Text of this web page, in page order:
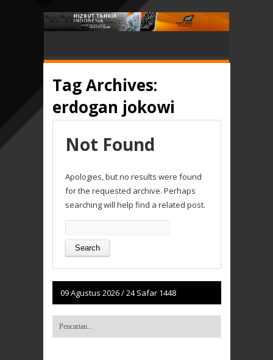
Tag Archives:
erdogan jokowi
Not Found
Apologies, but no results were found
for the requested archive. Perhaps
searching will help find a related post.
for:
09 Agustus 2026/24 Safar 1448